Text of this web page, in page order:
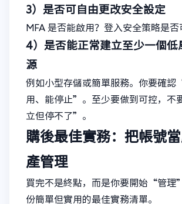
3）是否可自由更改安全設定
MFA 是否能啟用？登入安全策略是否
4）是否能正常建立至少一個低
源
例如小型存儲或簡單服務。你要確認
用、能停止”。至少要做到可控，不
立但停不了”。
購後最佳實務：把帳號
產管理
買完不是終點，而是你要開始“管理
份簡單但實用的最佳實務清單。